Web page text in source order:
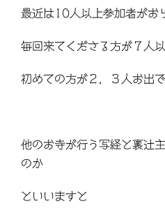
最近は10人以上参加者がお
毎回来てくださる方が７人
初めての方が２，３人お出
他のお寺が行う写経と裏辻
のか
といいますと